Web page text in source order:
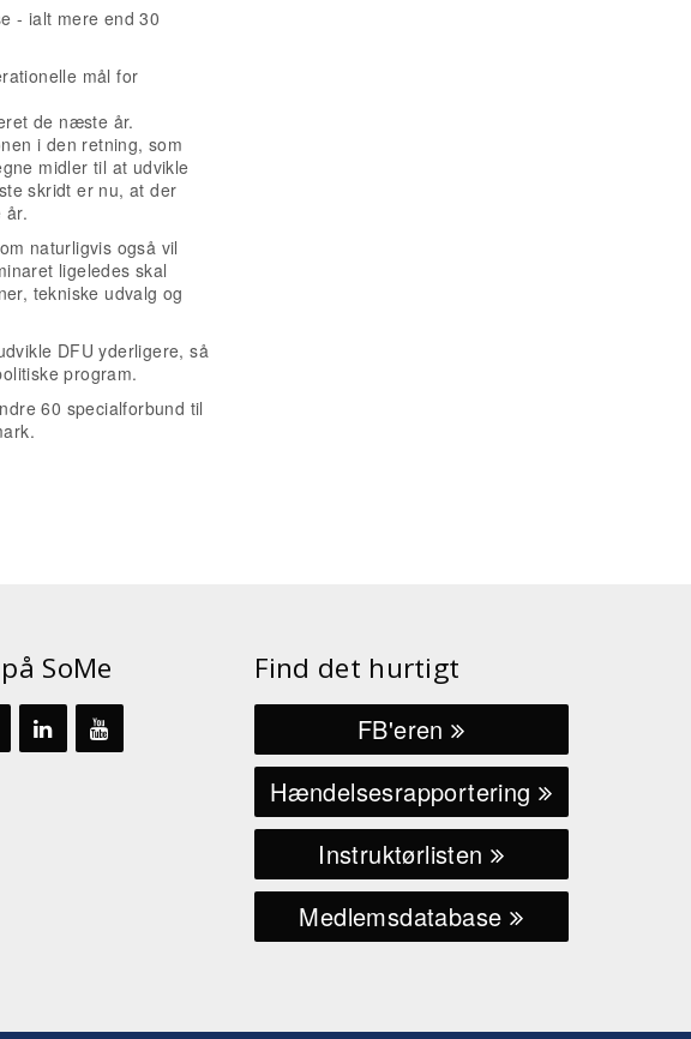
- ialt mere end 30
mål for
de næste år.
i den retning, som
midler til at udvikle
skridt er nu, at der
år.
naturligvis også vil
ligeledes skal
tekniske udvalg og
DFU yderligere, så
program.
60 specialforbund til
SoMe Find det hurtigt
FB'eren
Hændelsesrapportering
Instruktørlisten
Medlemsdatabase